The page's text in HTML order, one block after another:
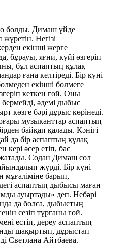
болды. Димаш үйде
Негізі
екінші жерге
бұрауы, яғни, күйі өзгеріп
бұл аспаптың құлақ
ғана келтіреді. Бір күні
екінші бөлмеге
кеткен ғой. Оны
әдемі дыбыс
көзге бәрі дұрыс көрінеді.
музыканттар аспаптың
байқап қалады. Кәнігі
да бір аспаптың құлақ
кері әсер етіп, бас
Содан Димаш сол
жүрді. Бір күні
мұғаліміне барып,
аспаптың дыбысы маған
ауыртады» деп. Небәрі
да болса, дыбыстың
сезіп тұрғаны ғой.
естіп, дереу аспаптың
шақыртып, дұрыстап
Светлана Айтбаева.